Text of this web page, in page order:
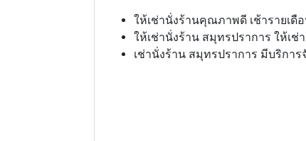
ให้เช่านั่งร้านคุณภาพดี เช้ารายเดื
ให้เช่านั่งร้าน สมุทรปราการ ให้เ
เช่านั่งร้าน สมุทรปราการ มีบริกา